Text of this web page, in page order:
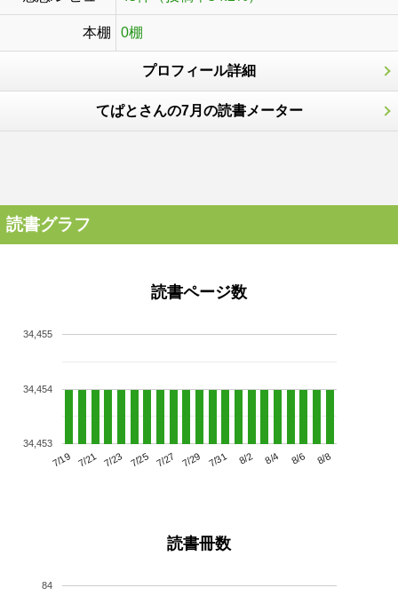
本棚 0棚
プロフィール詳細
てぱとさんの7月の読書メーター
読書グラフ
読書ページ数
7/19 7/21 7/23 7/25 7/27 7/29 7/31 8/2 8/4 8/6 8/8
34,453
34,454
34,455
読書冊数
84